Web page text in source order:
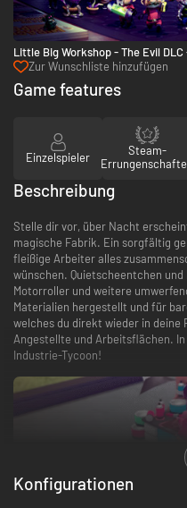
Little Big Workshop - The Evil DLC
(Steam)
Zur Wunschliste hinzufügen
Game features
Einzelspieler
Steam-
Beschreibung
Stelle dir vor, über Nacht
magische Fabrik. Ein sorgfältig
fleißige Arbeiter alles
wünschen. Quietscheentchen
Motorroller und weitere
Materialien hergestellt und für
welches du direkt wieder in deine
Angestellte und Arbeitsflächen.
Industrie-Tycoon!
Echte Fabriken – Echter
Konfigurationen